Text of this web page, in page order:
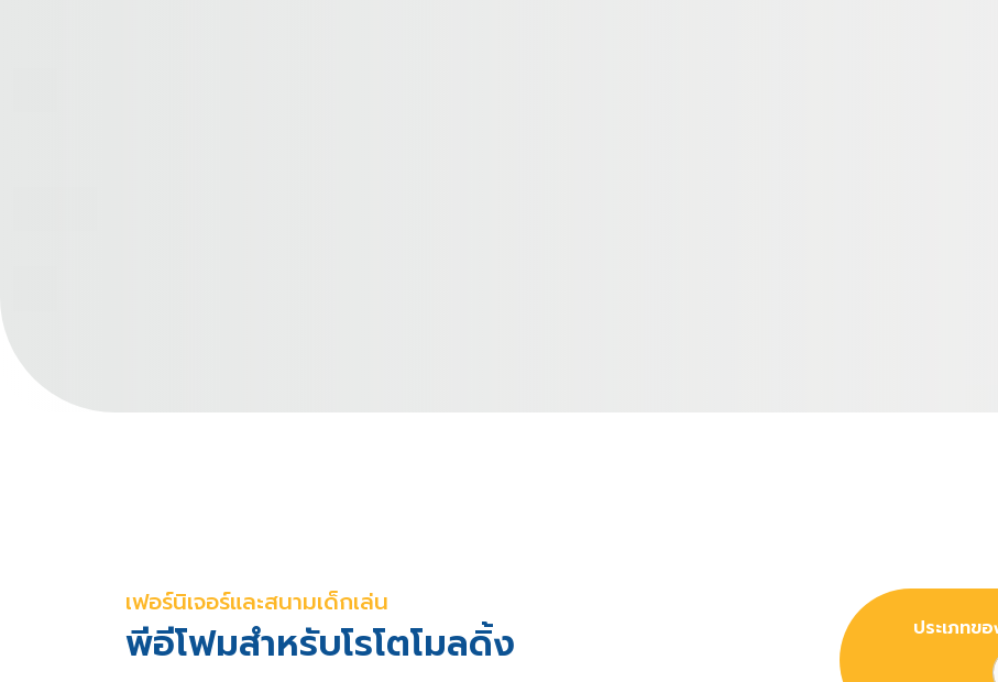
เฟอร์นิเจอร์และสนามเด็กเล่น
พีอีโฟมสำหรับโรโตโมลดิ้ง